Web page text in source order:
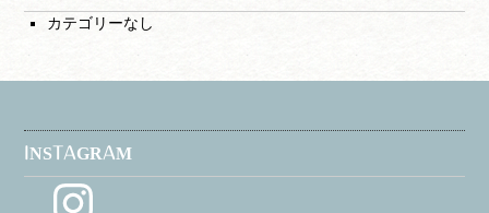
カテゴリーなし
INSTAGRAM
Instagram